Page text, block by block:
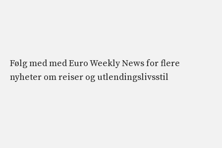
Følg med med Euro Weekly News for flere
nyheter om reiser og utlendingslivsstil